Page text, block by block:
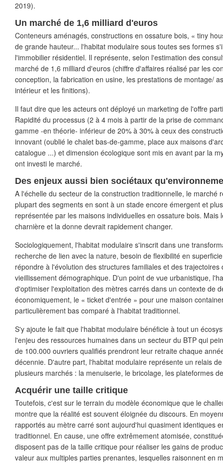
2019).
Un marché de 1,6 milliard d'euros
Conteneurs aménagés, constructions en ossature bois, « tiny
de grande hauteur... l'habitat modulaire sous toutes ses formes
l'immobilier résidentiel. Il représente, selon l'estimation des
marché de 1,6 milliard d'euros (chiffre d'affaires réalisé par les
conception, la fabrication en usine, les prestations de montage/
intérieur et les finitions).
Il faut dire que les acteurs ont déployé un marketing de l'offre
Rapidité du processus (2 à 4 mois à partir de la prise de
gamme -en théorie- inférieur de 20% à 30% à ceux des
innovant (oublié le chalet bas-de-gamme, place aux maisons
catalogue ...) et dimension écologique sont mis en avant par la
ont investi le marché.
Des enjeux aussi bien sociétaux
A l'échelle du secteur de la construction traditionnelle, le marché
plupart des segments en sont à un stade encore émergent et
représentée par les maisons individuelles en ossature bois. Mais
charnière et la donne devrait rapidement changer.
Sociologiquement, l'habitat modulaire s'inscrit dans une
recherche de lien avec la nature, besoin de flexibilité en
répondre à l'évolution des structures familiales et des trajectoires
vieillissement démographique. D'un point de vue urbanistique,
d'optimiser l'exploitation des mètres carrés dans un contexte de
économiquement, le « ticket d'entrée » pour une maison
particulièrement bas comparé à l'habitat traditionnel.
S'y ajoute le fait que l'habitat modulaire bénéficie à tout un
l'enjeu des ressources humaines dans un secteur du BTP qui
de 100.000 ouvriers qualifiés prendront leur retraite chaque
décennie. D'autre part, l'habitat modulaire représente un relais
plusieurs marchés : la menuiserie, le bricolage, les plateformes
Acquérir une taille critique
Toutefois, c'est sur le terrain du modèle économique que le
montre que la réalité est souvent éloignée du discours. En
rapportés au mètre carré sont aujourd'hui quasiment identiques
traditionnel. En cause, une offre extrêmement atomisée,
disposent pas de la taille critique pour réaliser les gains de
valeur aux multiples parties prenantes, lesquelles raisonnent en